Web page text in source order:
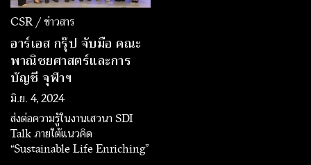
เรียนรู้ผ่านระบบ e-Learning
อย่างมีประสิทธิภาพ
CSR / ข่าวสาร
อาร์เอส กรุ๊ป จับมือ คณะ
พาณิชยศาสตร์และการ
บัญชี จุฬาฯ
มิ.ย. 4, 2024
ส่งต่อความรู้ในงานเสวนา SDI
Talk ภายใต้แนวคิด
“Sustainable Life Enriching”